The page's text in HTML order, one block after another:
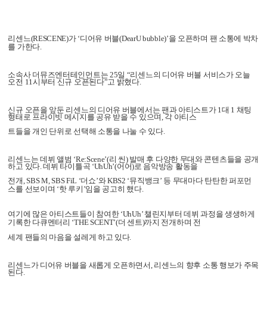
리센느(RESCENE)가 ‘디어유 버블(DearU bubble)’을 오픈하며 팬 소통에 박차
를 가한다.
소속사 더뮤즈엔터테인먼트는 25일 “리센느의 디어유 버블 서비스가 오늘
오전 11시부터 신규 오픈된다”고 밝혔다.
신규 오픈을 앞둔 리센느의 디어유 버블에서는 팬과 아티스트가 1대 1 채팅
형태로 프라이빗 메시지를 공유 받을 수 있으며, 각 아티스
트들을 개인 단위로 선택해 소통을 나눌 수 있다.
리센느는 데뷔 앨범 ‘Re:Scene’(리 씬) 발매 후 다양한 무대와 콘텐츠들을 공개
하고 있다. 데뷔 타이틀곡 ‘UhUh’(어어)로 음악방송 활동을
전개, SBS M, SBS FiL ‘더쇼’와 KBS2 ‘뮤직뱅크’ 등 무대마다 탄탄한 퍼포먼
스를 선보이며 ‘핫 루키’임을 공고히 했다.
여기에 많은 아티스트들이 참여한 ‘UhUh’ 챌린지부터 데뷔 과정을 생생하게
기록한 다큐멘터리 ‘THE SCENT’(더 센트)까지 전개하며 전
세계 팬들의 마음을 설레게 하고 있다.
리센느가 디어유 버블을 새롭게 오픈하면서, 리센느의 향후 소통 행보가 주목
된다.